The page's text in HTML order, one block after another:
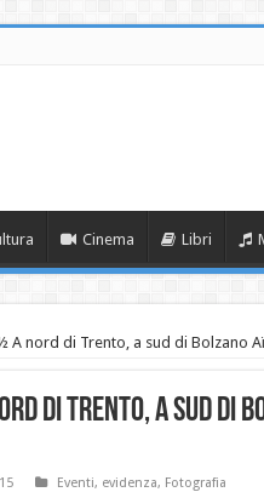
Cinema Libri
A nord di Trento, a sud di Bolzano
nord di Trento, a sud di
Eventi, evidenza, Fotografia